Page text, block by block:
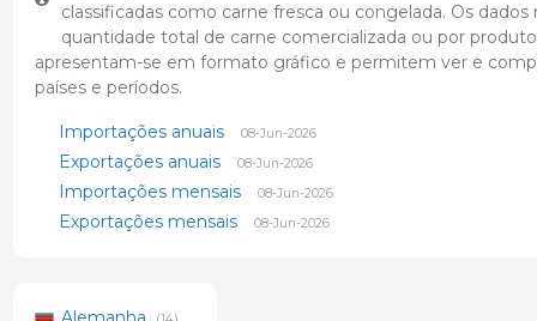
classificadas como carne fresca ou congelada. Os dados
quantidade total de carne comercializada ou por
apresentam-se em formato gráfico e permitem ver e
países e períodos.
Importações anuais 08-Jun-2026
Exportações anuais 08-Jun-2026
Importações mensais 08-Jun-2026
Exportações mensais 08-Jun-2026